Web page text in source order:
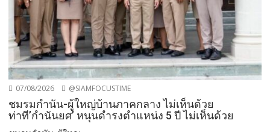
07/08/2026 @SIAMFOCUSTIME
ชมรมกำนัน-ผู้ใหญ่บ้านภาคกลาง ไม่เห็นด้วย
ท่าที’กำนันยศ’ หนุนดำรงตำแหน่ง 5 ปี ไม่เห็นด้วย